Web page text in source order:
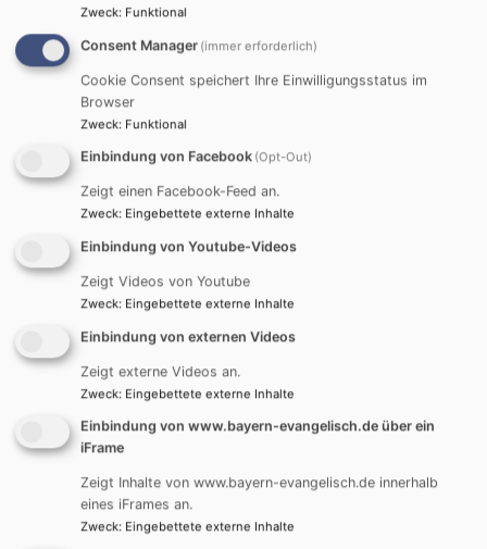
Startseite Angebote A-Z
Gemeinsam
unterwegs
Fahrten, Freizeiten, Pilgern, Wandern ...
AUSGEBUCHT - WARTELISTE MÖGLICH -
SOMMERCAMP UNTERM STERNENHIMMEL
FÜR 8 BIS 14-JÄHRIGE, 1. BIS 7.8.2026
1. bis 7.8.2025: Sommercamp unterm Sternenhimmel
Zweck: Funktional
Consent Manager (immer erforderlich)
Cookie Consent speichert Ihre Einwilligungsstatus im
Browser
Zweck: Funktional
Einbindung von Facebook (Opt-Out)
Zeigt einen Facebook-Feed an.
Zweck: Eingebettete externe Inhalte
Einbindung von Youtube-Videos
Zeigt Videos von Youtube
Zweck: Eingebettete externe Inhalte
Einbindung von externen Videos
Zeigt externe Videos an.
Zweck: Eingebettete externe Inhalte
Einbindung von www.bayern-evangelisch.de über ein
iFrame
Zeigt Inhalte von www.bayern-evangelisch.de innerhalb
eines iFrames an.
Zweck: Eingebettete externe Inhalte